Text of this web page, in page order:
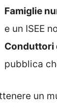
Famiglie
e un ISEE
Conduttori
pubblica
un